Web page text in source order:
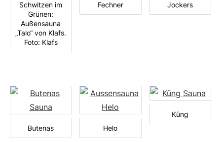
Schwitzen im
Grünen:
Außensauna
„Talo“ von Klafs.
Foto: Klafs
Fechner Jockers
Butenas Helo
Küng